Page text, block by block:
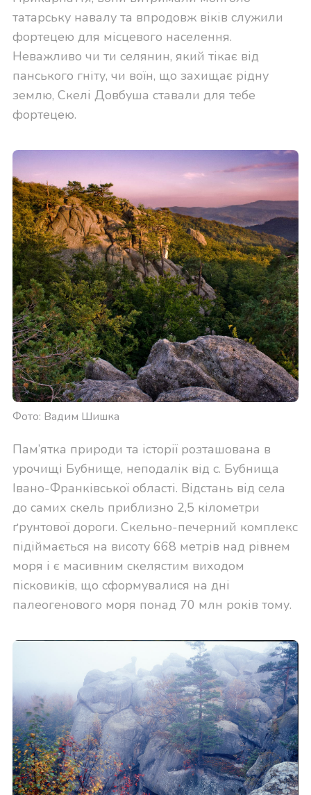
татарську навалу та впродовж віків служили
фортецею для місцевого населення.
Неважливо чи ти селянин, який тікає від
панського гніту, чи воїн, що захищає рідну
землю, Скелі Довбуша ставали для тебе
фортецею.
Фото: Вадим Шишка
Пам’ятка природи та історії розташована в
урочищі Бубнище, неподалік від с. Бубнища
Івано-Франківської області. Відстань від села
до самих скель приблизно 2,5 кілометри
ґрунтової дороги. Скельно-печерний комплекс
підіймається на висоту 668 метрів над рівнем
моря і є масивним скелястим виходом
пісковиків, що сформувалися на дні
палеогенового моря понад 70 млн років тому.